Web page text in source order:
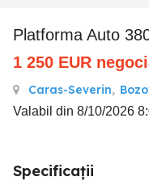
Platforma Auto
1 250 EUR
Caras-Severin,
Valabil din 8/10/2026
Specificații